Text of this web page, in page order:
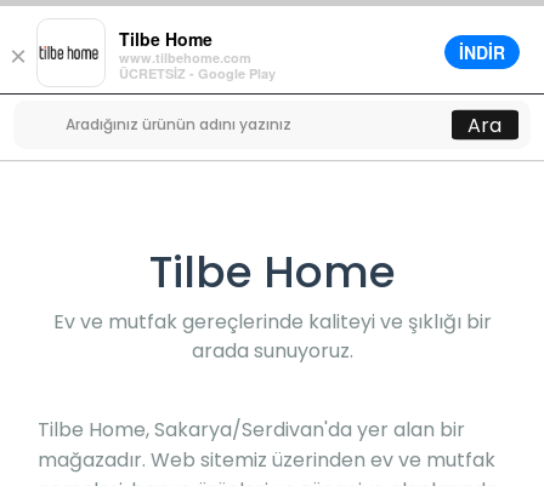
×
Tilbe Home
www.tilbehome.com
ÜCRETSİZ - Google Play
İNDİR
Menü
0
Ara
Tilbe Home
Ev ve mutfak gereçlerinde kaliteyi ve şıklığı bir
arada sunuyoruz.
Tilbe Home, Sakarya/Serdivan'da yer alan bir
mağazadır. Web sitemiz üzerinden ev ve mutfak